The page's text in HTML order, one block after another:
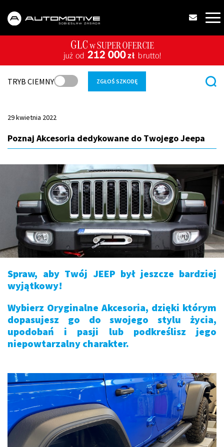
TRYB CIEMNY ZGŁOŚ SZKODĘ
29 kwietnia 2022
Poznaj Akcesoria dedykowane do Twojego Jeepa
Spraw, aby Twój JEEP był jeszcze bardziej
wyjątkowy!
Wybierz Oryginalne Akcesoria, dzięki którym
dopasujesz go do swojego stylu życia,
upodobań i pasji lub podkreślisz jego
niepowtarzalny charakter.